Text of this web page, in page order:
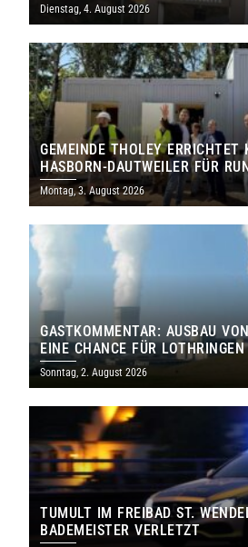
Dienstag, 4. August 2026
GEMEINDE THOLEY ERRICHTET
HASBORN-DAUTWEILER FÜR
MILLIONEN EURO
Montag, 3. August 2026
GASTKOMMENTAR: AUSBAU
EINE CHANCE FÜR
SAARLAND
Sonntag, 2. August 2026
TUMULT IM FREIBAD ST.
BADEMEISTER VERLETZT